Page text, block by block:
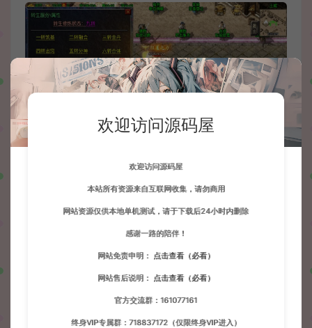
欢迎访问源码屋
欢迎访问源码屋
本站所有资源来自互联网收集，请勿商用
网站资源仅供本地单机测试，请于下载后24小时内删除
感谢一路的陪伴！
网站免责申明： 点击查看（必看）
网站售后说明： 点击查看（必看）
官方交流群：161077161
终身VIP专属群：718837172（仅限终身VIP进入）